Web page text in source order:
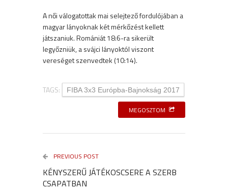
A női válogatottak mai selejtező fordulójában a
magyar lányoknak két mérkőzést kellett
játszaniuk. Romániát 18:6-ra sikerült
legyőzniük, a svájci lányoktól viszont
vereséget szenvedtek (10:14).
TAGS: FIBA 3x3 Európba-Bajnokság 2017
MEGOSZTOM
PREVIOUS POST
KÉNYSZERŰ JÁTÉKOSCSERE A SZERB
CSAPATBAN